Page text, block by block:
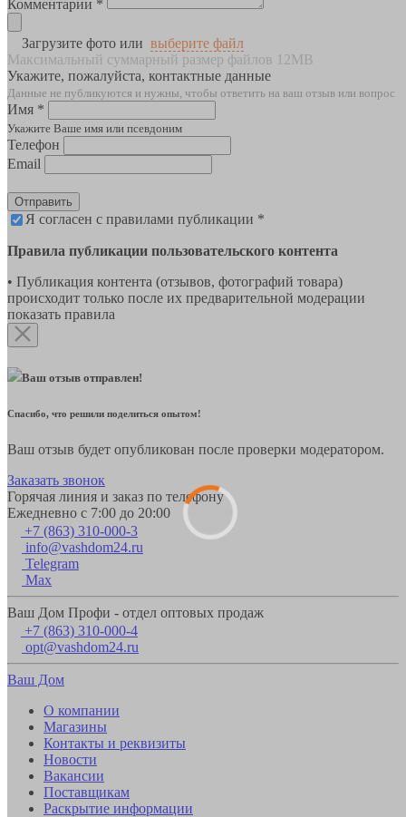
Комментарии *
Загрузите фото или выберите файл
Максимальный суммарный размер файлов 12MB
Укажите, пожалуйста, контактные данные
Данные не публикуются и нужны, чтобы ответить на ваш отзыв или вопрос
Имя *
Укажите Ваше имя или псевдоним
Телефон
Email
Отправить
Я согласен с правилами публикации *
Правила публикации пользовательского контента
• Публикация контента (отзывов, фотографий товара)
происходит только после их предварительной модерации
показать правила
Ваш отзыв отправлен!
Спасибо, что решили поделиться опытом!
Ваш отзыв будет опубликован после проверки модератором.
Заказать звонок
Горячая линия и заказ по телефону
Ежедневно с 7:00 до 20:00
+7 (863) 310-000-3
info@vashdom24.ru
Telegram
Max
Ваш Дом Профи - отдел оптовых продаж
+7 (863) 310-000-4
opt@vashdom24.ru
Ваш Дом
О компании
Магазины
Контакты и реквизиты
Новости
Вакансии
Поставщикам
Раскрытие информации